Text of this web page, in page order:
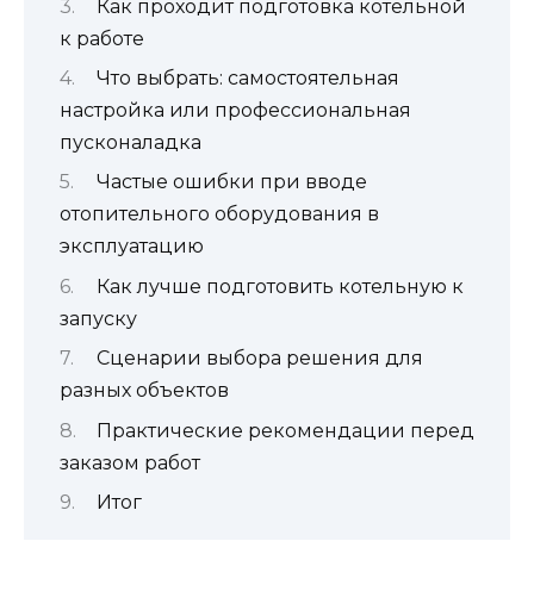
Как проходит подготовка котельной
к работе
Что выбрать: самостоятельная
настройка или профессиональная
пусконаладка
Частые ошибки при вводе
отопительного оборудования в
эксплуатацию
Как лучше подготовить котельную к
запуску
Сценарии выбора решения для
разных объектов
Практические рекомендации перед
заказом работ
Итог